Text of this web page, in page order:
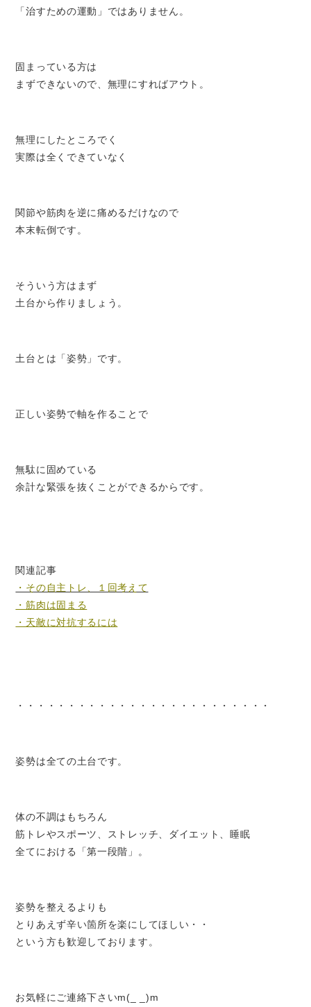
「治すための運動」ではありません。
固まっている方は
まずできないので、無理にすればアウト。
無理にしたところでく
実際は全くできていなく
関節や筋肉を逆に痛めるだけなので
本末転倒です。
そういう方はまず
土台から作りましょう。
土台とは「姿勢」です。
正しい姿勢で軸を作ることで
無駄に固めている
余計な緊張を抜くことができるからです。
関連記事
・その自主トレ、１回考えて
・筋肉は固まる
・天敵に対抗するには
・・・・・・・・・・・・・・・・・・・・・・・・・
姿勢は全ての土台です。
体の不調はもちろん
筋トレやスポーツ、ストレッチ、ダイエット、睡眠
全てにおける「第一段階」。
姿勢を整えるよりも
とりあえず辛い箇所を楽にしてほしい・・
という方も歓迎しております。
お気軽にご連絡下さいm(_ _)m